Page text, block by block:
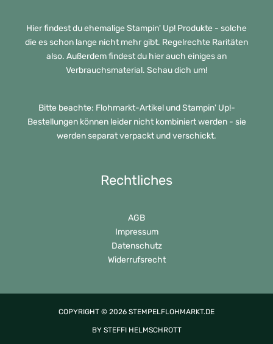
Hier findest du ehemalige Stampin' Up! Produkte - solche
die es schon lange nicht mehr gibt. Regelrechte Raritäten
also. Außerdem findest du hier auch einiges an
Verbrauchsmaterial. Schau dich um!
Bitte beachte: Flohmarkt-Artikel und Stampin' Up!-
Bestellungen können leider nicht kombiniert werden - sie
werden separat verpackt und verschickt.
Rechtliches
AGB
Impressum
Datenschutz
Widerrufsrecht
COPYRIGHT © 2026 STEMPELFLOHMARKT.DE
BY STEFFI HELMSCHROTT